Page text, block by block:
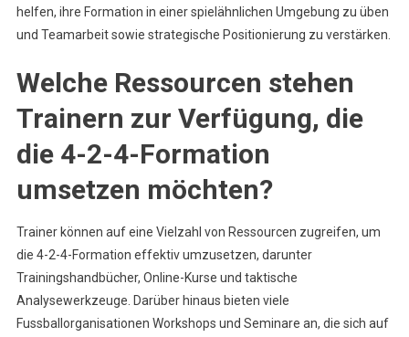
helfen, ihre Formation in einer spielähnlichen Umgebung zu üben
und Teamarbeit sowie strategische Positionierung zu verstärken.
Welche Ressourcen stehen
Trainern zur Verfügung, die
die 4-2-4-Formation
umsetzen möchten?
Trainer können auf eine Vielzahl von Ressourcen zugreifen, um
die 4-2-4-Formation effektiv umzusetzen, darunter
Trainingshandbücher, Online-Kurse und taktische
Analysewerkzeuge. Darüber hinaus bieten viele
Fussballorganisationen Workshops und Seminare an, die sich auf